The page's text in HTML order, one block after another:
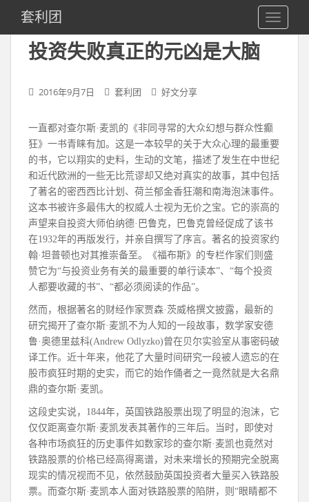
i
套利团
投资失败真正的元凶是大脑
2016年9月7日 套利团 好文分享
一直都对查尔斯·麦凯的《非同寻常的大众幻想与群众性癫
狂》一书青睐有加。这是一本较早的关于大众心理的最重要
的书，它以翔实的史料，生动的文笔，描述了发生在中世纪
和近代欧洲的一些无比荒谬却又绝对真实的故事，其中包括
了著名的密西西比计划、荷兰郁金香狂潮和南海泡沫事件。
这本书被许多最伟大的权威人士视为无价之宝。它的崇高的
声望来自投资大师伯纳德·巴鲁克，巴鲁克曾经促成了该书
在1932年的再版发行，并亲自撰写了序言。著名的投资家约
翰·坦普顿也对其推崇备至。《福布斯》的专栏作家们则盛
赞它为“与投资业务有关的最重要的单行读本”、“每个投资
人都要收藏的书”、“都必须阅读的作品”。
然而，根据著名的财经作家贾森·茨威格撰文披露，最新的
研究揭开了查尔斯·麦凯不为人知的一段故事，数学家安德
鲁·奥德里兹科(Andrew Odlyzko)曾在贝尔实验室从事密码破
译工作。近十年来，他花了大量时间研究一段被人遗忘的在
股市疯狂时期的史实，而它的始作俑者之一竟然就是大名鼎
鼎的查尔斯·麦凯。
这段史实说，1844年，英国铁路股票出现了明显的泡沫，它
仅仅距离查尔斯·麦凯发表其著作的三年后。当时，即使对
各种市场疯狂的历史事件如数家珍的查尔斯·麦凯也竟然对
铁路股票的价格已经高得离谱，对未来增长的预期完全脱离
现实的情况视而不见，依然鼓励英国投资者大量买入铁路股
票。而查尔斯·麦凯本人面对铁路股票的陷阱，则“眼睛都不